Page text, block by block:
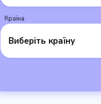
Країна
Виберіть країну